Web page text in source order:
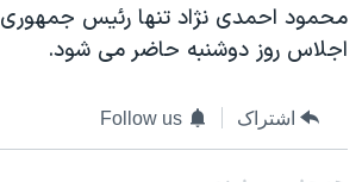
محمود احمدی نژاد تنها رئيس
اجلاس روز دوشنبه حاضر می شود.
اشتراک Follow us